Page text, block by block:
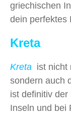
griechischen
dein perfektes
Kreta
Kreta ist nicht
sondern auch
ist definitiv
Inseln und bei